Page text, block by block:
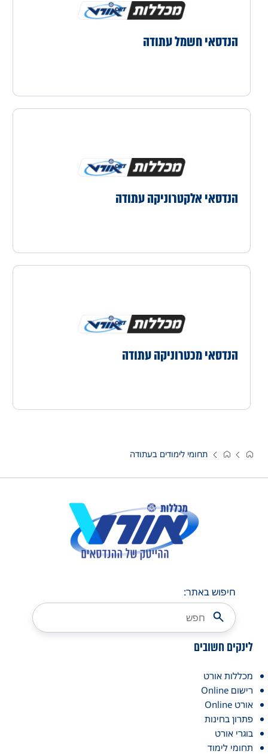
הנדסאי חשמל עתודה
הנדסאי אלקטרוניקה עתודה
הנדסאי מכטרוניקה עתודה
תחומי לימודים בעתודה
חיפוש באתר:
לינקים חשובים
מכללות אורט
רישום Online
אורט Online
פתרון בחינות
בוגרי אורט
תחומי לימוד